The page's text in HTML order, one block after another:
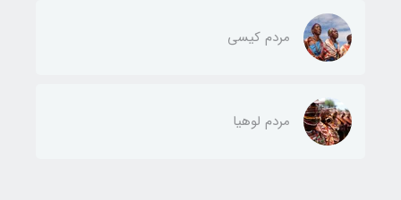
مردم کیسی
مردم لوهیا